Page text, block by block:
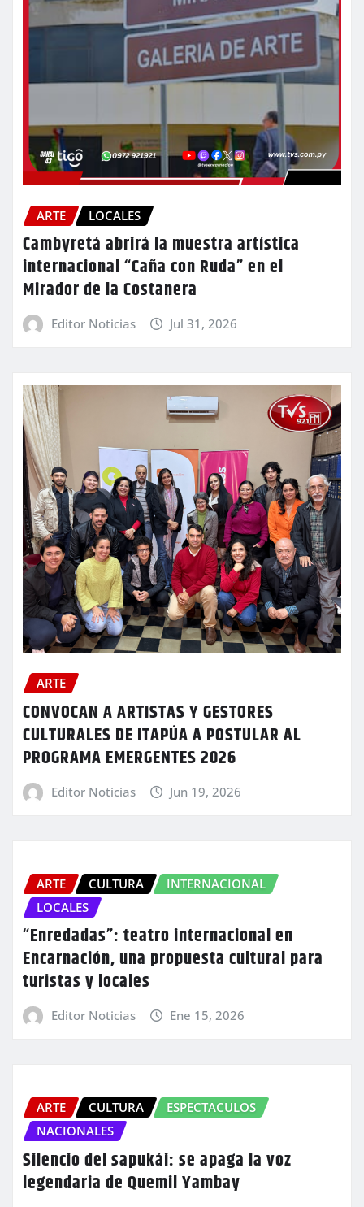
ARTE LOCALES
Cambyretá abrirá la muestra artística
internacional “Caña con Ruda” en el
Mirador de la Costanera
Editor Noticias Jul 31, 2026
ARTE
CONVOCAN A ARTISTAS Y GESTORES
CULTURALES DE ITAPÚA A POSTULAR AL
PROGRAMA EMERGENTES 2026
Editor Noticias Jun 19, 2026
ARTE CULTURA
INTERNACIONAL
LOCALES
“Enredadas”: teatro internacional en
Encarnación, una propuesta cultural para
turistas y locales
Editor Noticias Ene 15, 2026
ARTE CULTURA
ESPECTACULOS
NACIONALES
Silencio del sapukái: se apaga la voz
legendaria de Quemil Yambay